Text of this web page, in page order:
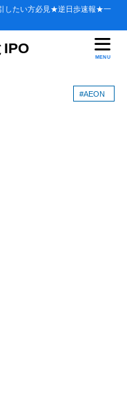
したい方必見★逆日歩速報★一
IPO
MENU
#AEON